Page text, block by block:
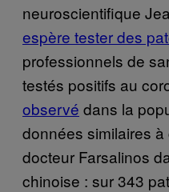
neuroscientifique
espère tester des
professionnels de
testés positifs au
observé dans la
données similaires
docteur Farsalinos
chinoise : sur 343